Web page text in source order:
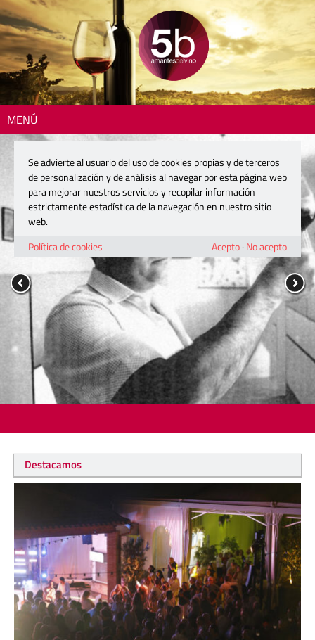
MENÚ
Destacamos
Se advierte al usuario del uso de cookies propias y de terceros
de personalización y de análisis al navegar por esta página web
para mejorar nuestros servicios y recopilar información
estrictamente estadística de la navegación en nuestro sitio
web.
Política de cookies
Acepto· No acepto